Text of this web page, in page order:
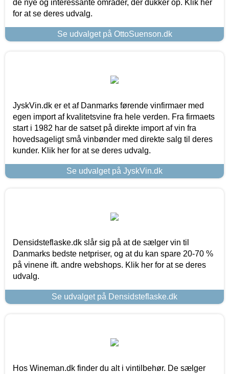
de nye og interessante områder, der dukker op. Klik her
for at se deres udvalg.
Se udvalget på OttoSuenson.dk
JyskVin.dk er et af Danmarks førende vinfirmaer med
egen import af kvalitetsvine fra hele verden. Fra firmaets
start i 1982 har de satset på direkte import af vin fra
hovedsageligt små vinbønder med direkte salg til deres
kunder. Klik her for at se deres udvalg.
Se udvalget på JyskVin.dk
Densidsteflaske.dk slår sig på at de sælger vin til
Danmarks bedste netpriser, og at du kan spare 20-70 %
på vinene ift. andre webshops. Klik her for at se deres
udvalg.
Se udvalget på Densidsteflaske.dk
Hos Wineman.dk finder du alt i vintilbehør. De sælger